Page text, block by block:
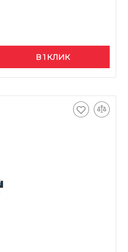
В 1 КЛИК